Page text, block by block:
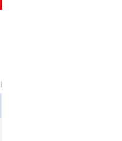
|